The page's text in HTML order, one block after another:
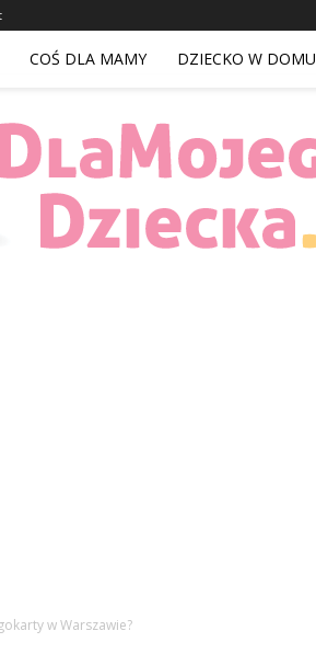
COŚ DLA MAMY DZIECKO W DOMU
w Warszawie?